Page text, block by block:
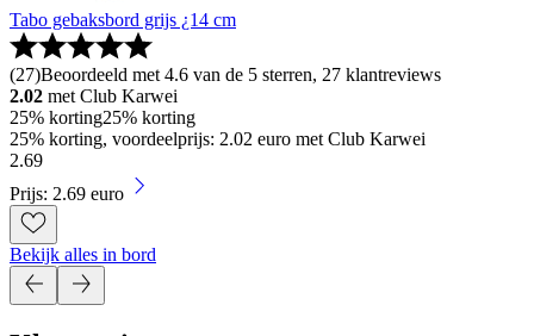
Tabo gebaksbord grijs ¿14 cm
(27)Beoordeeld met 4.6 van de 5 sterren, 27 klantreviews
2.02 met Club Karwei
25% korting25% korting
25% korting, voordeelprijs: 2.02 euro met Club Karwei
2.69
Prijs: 2.69 euro
Bekijk alles in bord